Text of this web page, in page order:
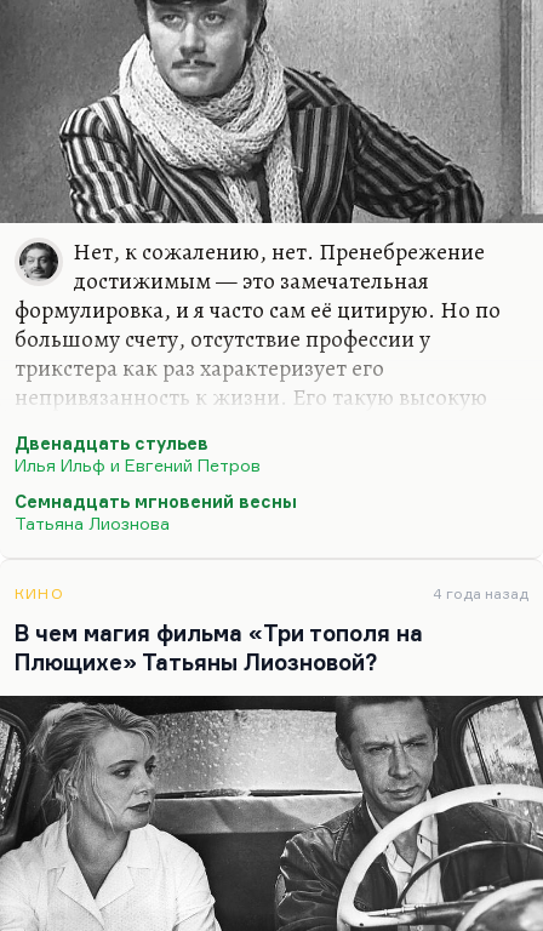
Нет, к сожалению, нет. Пренебрежение
достижимым — это замечательная
формулировка, и я часто сам её цитирую. Но по
большому счету, отсутствие профессии у
трикстера как раз характеризует его
непривязанность к жизни. Его такую высокую
имморализма. На самом деле Виктория Токарева
замечательно сказала:
потому, что в мире остались две профессии — богатые
очень печально. На самом деле, я за
фаустианский мир, в котором профессия значит
очень много, в котором профессия является в
некотором смысле метафорой и продолжением
совести. И я…
Двенадцать стульев
Илья Ильф и Евгений Петров
Семнадцать мгновений весны
Татьяна Лиознова
КИНО 4 года назад
В чем магия фильма «Три тополя на
Плющихе» Татьяны Лиозновой?